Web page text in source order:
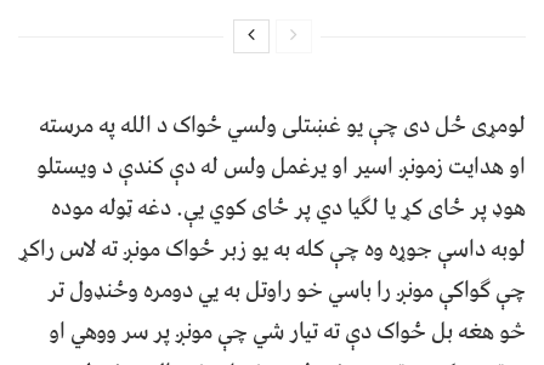
لومړی ځل دی چې يو غښتلی ولسي ځواک د الله په مرسته
او هدايت زمونږ اسير او يرغمل ولس له دې کندې د ويستلو
هوډ پر ځای کړ يا لګيا دي پر ځای کوي يې. دغه ټوله موده
لوبه داسې جوړه وه چې کله به يو زبر ځواک مونږ ته لاس راکړ
چې ګواکې مونږ را باسي خو راوتل به يي دومره وځنډول تر
څو هغه بل ځواک دې ته تيار شي چې مونږ پر سر ووهي او